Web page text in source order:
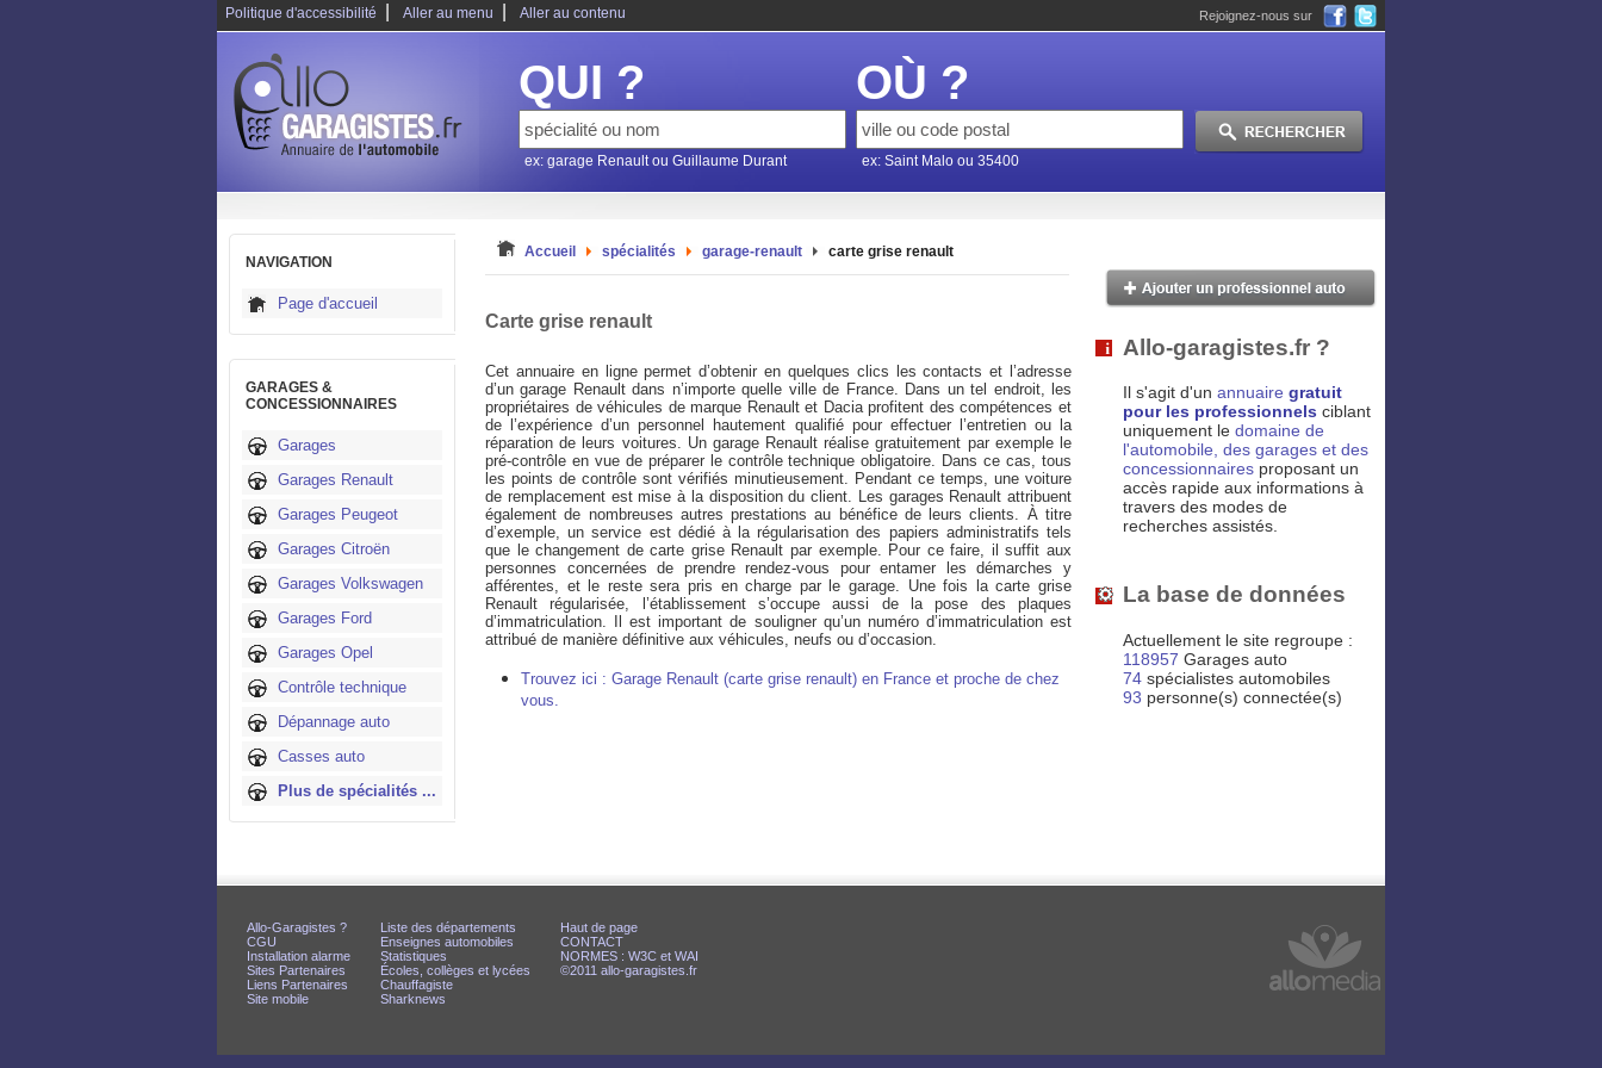
Politique d'accessibilité Aller au menu Aller au contenu Rejoignez-nous sur
QUI ?
ex: garage Renault ou Guillaume Durant
OÙ ?
ex: Saint Malo ou 35400
NAVIGATION
Page d'accueil
GARAGES &
CONCESSIONNAIRES
Garages
Garages Renault
Garages Peugeot
Garages Citroën
Garages Volkswagen
Garages Ford
Garages Opel
Contrôle technique
Dépannage auto
Casses auto
Plus de spécialités ...
Accueil spécialités garage-renault carte grise renault
Carte grise renault
Cet annuaire en ligne permet d’obtenir en quelques clics les contacts et l’adresse
d’un garage Renault dans n’importe quelle ville de France. Dans un tel endroit, les
propriétaires de véhicules de marque Renault et Dacia profitent des compétences et
de l’expérience d’un personnel hautement qualifié pour effectuer l’entretien ou la
réparation de leurs voitures. Un garage Renault réalise gratuitement par exemple le
pré-contrôle en vue de préparer le contrôle technique obligatoire. Dans ce cas, tous
les points de contrôle sont vérifiés minutieusement. Pendant ce temps, une voiture
de remplacement est mise à la disposition du client. Les garages Renault attribuent
également de nombreuses autres prestations au bénéfice de leurs clients. À titre
d’exemple, un service est dédié à la régularisation des papiers administratifs tels
que le changement de carte grise Renault par exemple. Pour ce faire, il suffit aux
personnes concernées de prendre rendez-vous pour entamer les démarches y
afférentes, et le reste sera pris en charge par le garage. Une fois la carte grise
Renault régularisée, l’établissement s’occupe aussi de la pose des plaques
d’immatriculation. Il est important de souligner qu’un numéro d’immatriculation est
attribué de manière définitive aux véhicules, neufs ou d’occasion.
Trouvez ici : Garage Renault (carte grise renault) en France et proche de chez
vous.
Allo-garagistes.fr ?
Il s'agit d'un annuaire gratuit
pour les professionnels ciblant
uniquement le domaine de
l'automobile, des garages et des
concessionnaires proposant un
accès rapide aux informations à
travers des modes de
recherches assistés.
La base de données
Actuellement le site regroupe :
118957 Garages auto
74 spécialistes automobiles
93 personne(s) connectée(s)
Allo-Garagistes ?
CGU
Installation alarme
Sites Partenaires
Liens Partenaires
Site mobile
Liste des départements
Enseignes automobiles
Statistiques
Écoles, collèges et lycées
Chauffagiste
Sharknews
Haut de page
CONTACT
NORMES : W3C et WAI
©2011 allo-garagistes.fr